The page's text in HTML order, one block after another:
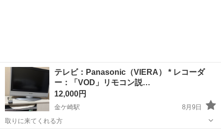
テレビ：Panasonic（VIERA） * レコーダ
ー：「VOD」リモコン説…
12,000円
金ケ崎駅
8月9日
取りに来てくれる方